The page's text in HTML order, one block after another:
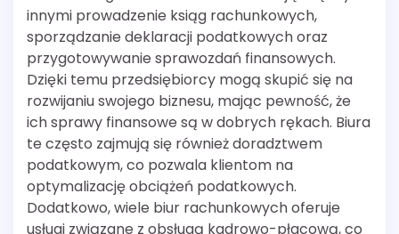
innymi prowadzenie ksiąg rachunkowych,
sporządzanie deklaracji podatkowych oraz
przygotowywanie sprawozdań finansowych.
Dzięki temu przedsiębiorcy mogą skupić się na
rozwijaniu swojego biznesu, mając pewność, że
ich sprawy finansowe są w dobrych rękach. Biura
te często zajmują się również doradztwem
podatkowym, co pozwala klientom na
optymalizację obciążeń podatkowych.
Dodatkowo, wiele biur rachunkowych oferuje
usługi związane z obsługą kadrowo-płacową, co